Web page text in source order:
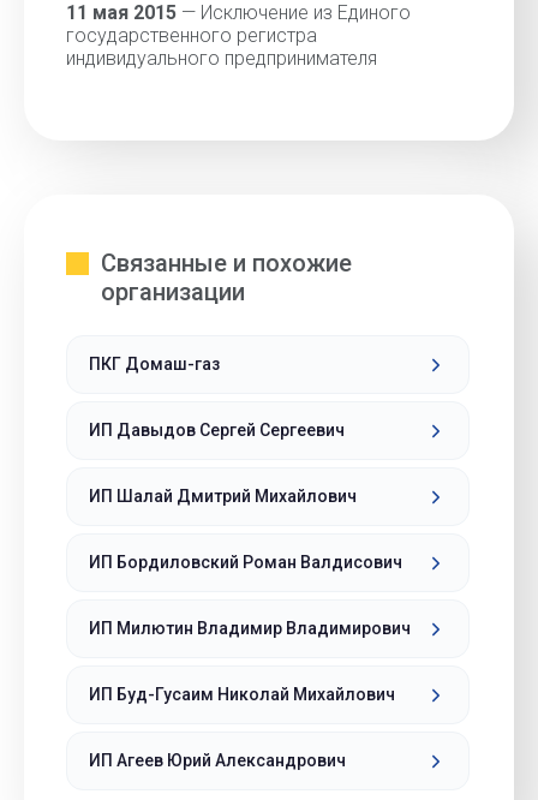
11 мая 2015 — Исключение из Единого
государственного регистра
индивидуального предпринимателя
Связанные и похожие
организации
ПКГ Домаш-газ
ИП Давыдов Сергей Сергеевич
ИП Шалай Дмитрий Михайлович
ИП Бордиловский Роман Валдисович
ИП Милютин Владимир Владимирович
ИП Буд-Гусаим Николай Михайлович
ИП Агеев Юрий Александрович